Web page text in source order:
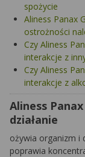
spożycie
Aliness Panax
ostrożności
Czy Aliness
interakcje z
Czy Aliness
interakcje z
Aliness
działanie
ożywia organizm i
poprawia